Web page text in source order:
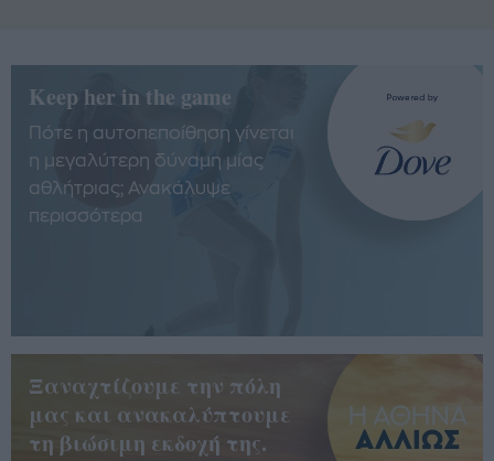
Keep her in the game
Πότε η αυτοπεποίθηση γίνεται
η μεγαλύτερη δύναμη μίας
αθλήτριας; Ανακάλυψε
περισσότερα
Ξαναχτίζουμε την πόλη
μας και ανακαλύπτουμε
τη βιώσιμη εκδοχή της.